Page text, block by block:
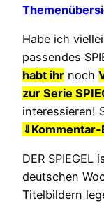
Habe ich
passendes
habt ihr noch
zur Serie
interessieren!
⇓
DER
deutschen
Titelbildern